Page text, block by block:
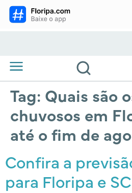
Tag: Quais são
chuvosos em
até o fim de
Confira a
para Floripa e SC